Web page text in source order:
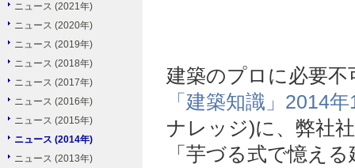
ニュース (2021年)
ニュース (2020年)
ニュース (2019年)
ニュース (2018年)
ニュース (2017年)
ニュース (2016年)
ニュース (2015年)
ニュース (2014年)
ニュース (2013年)
建築のプロに必要
「建築知識」2014
ナレッジ)に、弊社
「芋づる式で憶え